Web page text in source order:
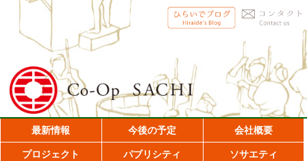
最新情報 今後の予定 会社概要
プロジェクト パブリシティ ソサエティ